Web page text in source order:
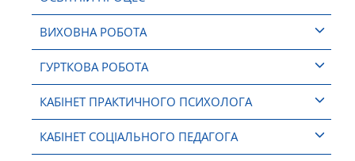
ВИХОВНА РОБОТА
ГУРТКОВА РОБОТА
КАБІНЕТ ПРАКТИЧНОГО ПСИХОЛОГА
КАБІНЕТ СОЦІАЛЬНОГО ПЕДАГОГА